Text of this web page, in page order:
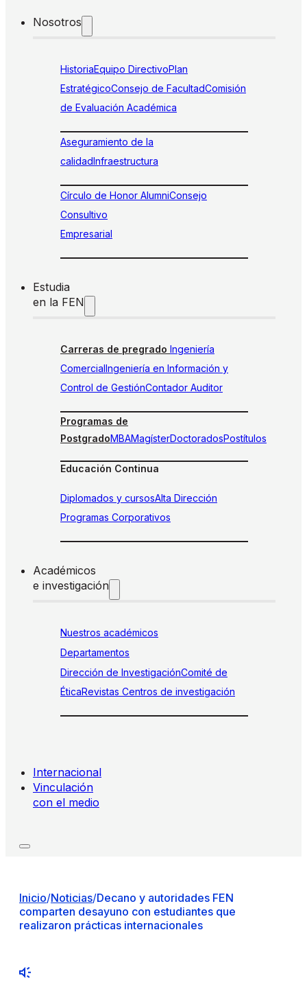
Nosotros
HistoriaEquipo DirectivoPlan
EstratégicoConsejo de FacultadComisión
de Evaluación Académica
Aseguramiento de la
calidadInfraestructura
Círculo de Honor AlumniConsejo
Consultivo
Empresarial
Estudia
en la FEN
Carreras de pregrado Ingeniería
ComercialIngeniería en Información y
Control de GestiónContador Auditor
Programas de
PostgradoMBAMagísterDoctoradosPostítulos
Educación Continua
Diplomados y cursosAlta Dirección
Programas Corporativos
Académicos
e investigación
Nuestros académicos
Departamentos
Dirección de InvestigaciónComité de
ÉticaRevistas Centros de investigación
Internacional
Vinculación
con el medio
Inicio/Noticias/Decano y autoridades FEN
comparten desayuno con estudiantes que
realizaron prácticas internacionales